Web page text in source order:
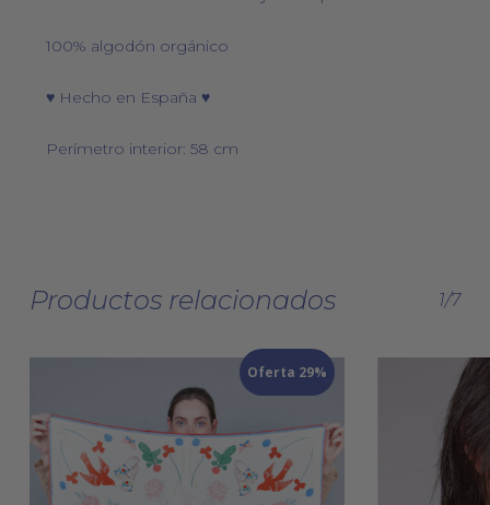
100% algodón orgánico
♥ Hecho en España ♥
Perímetro interior: 58 cm
Productos relacionados 1/7
Oferta 29%